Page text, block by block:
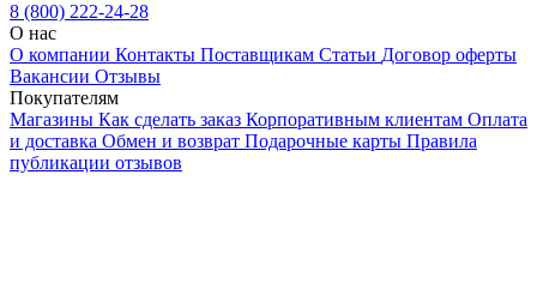
8 (800) 222-24-28
О нас
О компании Контакты Поставщикам Статьи Договор оферты
Вакансии Отзывы
Покупателям
Магазины Как сделать заказ Корпоративным клиентам Оплата
и доставка Обмен и возврат Подарочные карты Правила
публикации отзывов